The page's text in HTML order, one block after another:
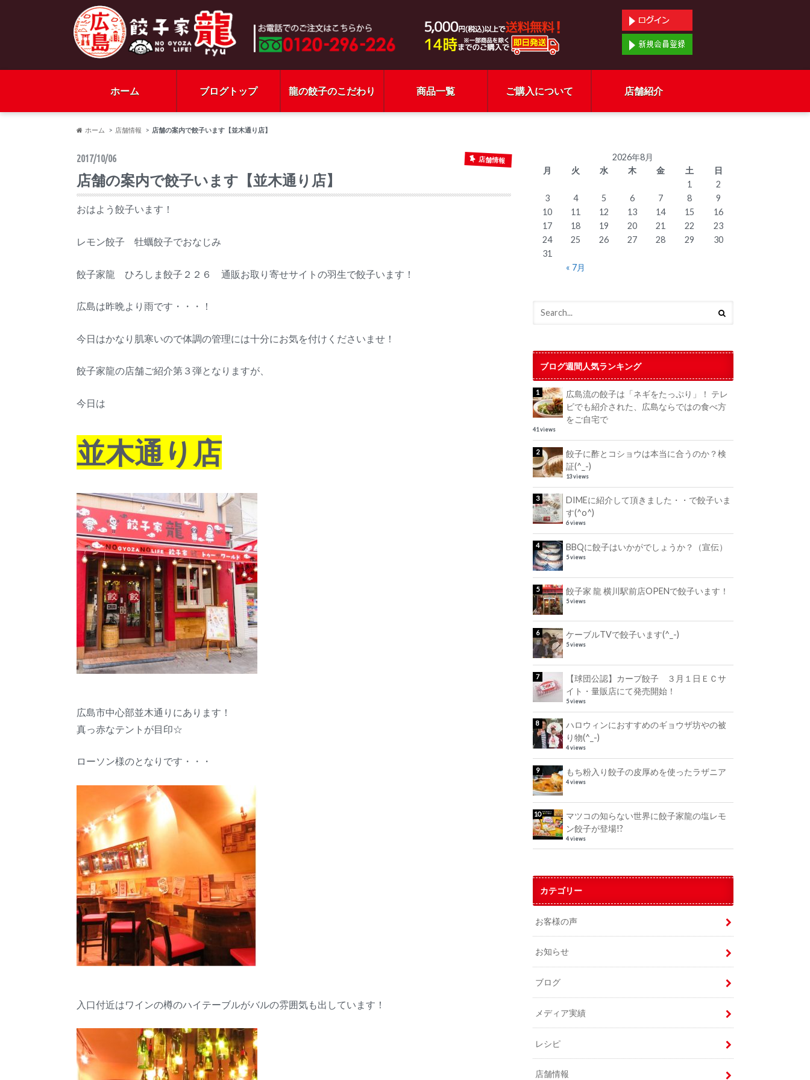
ホーム ブログトップ 龍の餃子のこだわり 商品一覧 ご購入について 店舗紹介
ホーム 店舗情報 店舗の案内で餃子います【並木通り店】
2017/10/06 店舗情報
店舗の案内で餃子います【並木通り店】
おはよう餃子います！
レモン餃子 牡蠣餃子でおなじみ
餃子家龍 ひろしま餃子２２６ 通販お取り寄せサイトの羽生で餃子います！
広島は昨晩より雨です・・・！
今日はかなり肌寒いので体調の管理には十分にお気を付けくださいませ！
餃子家龍の店舗ご紹介第３弾となりますが、
今日は
並木通り店
広島市中心部並木通りにあります！
真っ赤なテントが目印☆
ローソン様のとなりです・・・
入口付近はワインの樽のハイテーブルがバルの雰囲気も出しています！
2026年8月
月
火 水 木 金 土 日
« 7月
1
2
3
4 5 6 7 8
9
10
11 12 13 14 15
16
17
18 19 20 21 22
23
24
25 26 27 28 29
30
31
ブログ週間人気ランキング
広島流の餃子は「ネギをたっぷり」！ テレ
ビでも紹介された、広島ならではの食べ方
をご自宅で
41 views
餃子に酢とコショウは本当に合うのか？検
証(^_-)
13 views
DIMEに紹介して頂きました・・で餃子いま
す(^o^)
6 views
BBQに餃子はいかがでしょうか？（宣伝）
5 views
餃子家 龍 横川駅前店OPENで餃子います！
5 views
ケーブルTVで餃子います(^_-)
5 views
【球団公認】カープ餃子 ３月１日ＥＣサ
イト・量販店にて発売開始！
5 views
ハロウィンにおすすめのギョウザ坊やの被
り物(^_-)
4 views
もち粉入り餃子の皮厚めを使ったラザニア
4 views
マツコの知らない世界に餃子家龍の塩レモ
ン餃子が登場!?
4 views
カテゴリー
お客様の声
お知らせ
ブログ
メディア実績
レシピ
店舗情報